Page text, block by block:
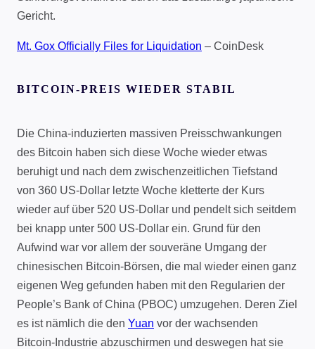
Gericht.
Mt. Gox Officially Files for Liquidation – CoinDesk
BITCOIN-PREIS WIEDER STABIL
Die China-induzierten massiven Preisschwankungen
des Bitcoin haben sich diese Woche wieder etwas
beruhigt und nach dem zwischenzeitlichen Tiefstand
von 360 US-Dollar letzte Woche kletterte der Kurs
wieder auf über 520 US-Dollar und pendelt sich seitdem
bei knapp unter 500 US-Dollar ein. Grund für den
Aufwind war vor allem der souveräne Umgang der
chinesischen Bitcoin-Börsen, die mal wieder einen ganz
eigenen Weg gefunden haben mit den Regularien der
People’s Bank of China (PBOC) umzugehen. Deren Ziel
es ist nämlich die den Yuan vor der wachsenden
Bitcoin-Industrie abzuschirmen und deswegen hat sie